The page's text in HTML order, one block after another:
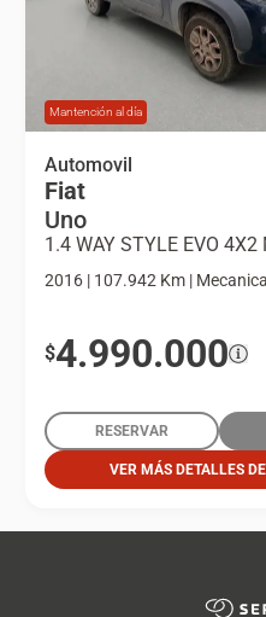
Mantención al día
Fiat Uno 1.4 Way Style
Automovil
Automovil
Fiat
Uno
1.4 WAY STYLE EVO 4X2
2016 | 107.942 Km |
$4.990.000
RESERVAR
VER MÁS DETALLES